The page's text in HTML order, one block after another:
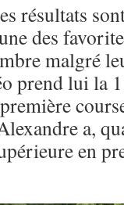
résultats
des
malgré
prend lui la
a,
en